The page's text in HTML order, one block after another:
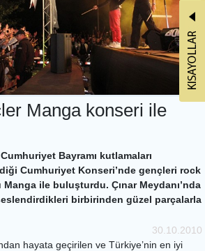
Manga konseri ile
Bayramı kutlamaları
Cumhuriyet Konseri’nde gençleri rock
ile buluşturdu. Çınar Meydanı’nda
birbirinden güzel parçalarla
30.10.2010
hayata geçirilen ve Türkiye’nin en iyi